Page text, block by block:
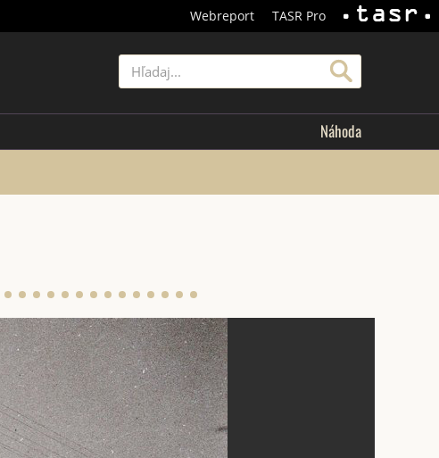
Webreport
TASR Pro
Náhoda